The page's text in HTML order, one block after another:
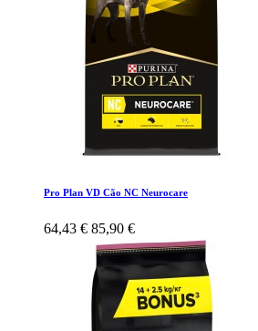
Pro Plan VD Cão NC Neurocare
64,43 € 85,90 €